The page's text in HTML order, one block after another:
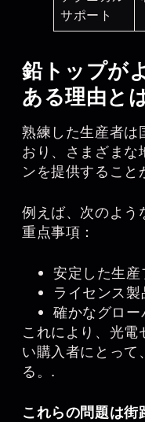
サポート
鉛トップが
ある理由と
熟練した生産者は
おり、さまざまな
ンを提供すること
例えば、次のよう
重点事項：
安定した生産
ライセンス製
確かなグロー
これにより、光電
い購入者にとって
る。.
これらの問題は街